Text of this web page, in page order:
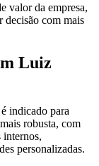
valor da empresa,
decisão com mais
Luiz
é indicado para
robusta, com
internos,
personalizadas.